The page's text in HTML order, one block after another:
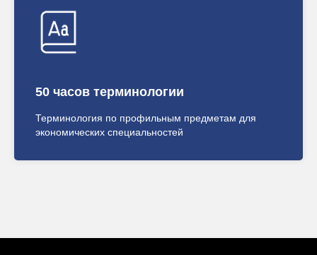
50 часов терминологии
Терминология по профильным предметам для
экономических специальностей